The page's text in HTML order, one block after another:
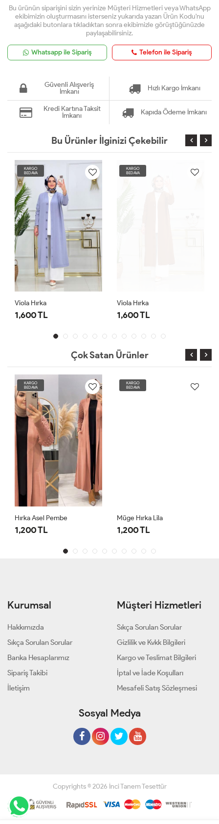
Bu ürünün siparişini sizin yerinize Müşteri Hizmetleri veya WhatsApp
ekibimizin oluşturmasını isterseniz yukarıda yazan Ürün Kodu'nu
aşağıdaki butonlara tıkladıktan sonra ekibimizle görüştüğünüzde
paylaşabilirsiniz.
Whatsapp ile Sipariş Telefon ile Sipariş
Güvenli Alışveriş
İmkanı
Hızlı Kargo İmkanı
Kredi Kartına Taksit
İmkanı
Kapıda Ödeme İmkanı
Bu Ürünler İlginizi Çekebilir
KARGO
BEDAVA
Viola Hırka
1,600 TL
KARGO
BEDAVA
Viola Hırka
1,600 TL
Çok Satan Ürünler
KARGO
BEDAVA
Hırka Asel Pembe
1,200 TL
KARGO
BEDAVA
Müge Hırka Lila
1,200 TL
Kurumsal
Hakkımızda
Sıkça Sorulan Sorular
Banka Hesaplarımız
Sipariş Takibi
İletişim
Müşteri Hizmetleri
Sıkça Sorulan Sorular
Gizlilik ve Kvkk Bilgileri
Kargo ve Teslimat Bilgileri
İptal ve İade Koşulları
Mesafeli Satış Sözleşmesi
Sosyal Medya
Copyrights © 2026 İnci Tanem Tesettür